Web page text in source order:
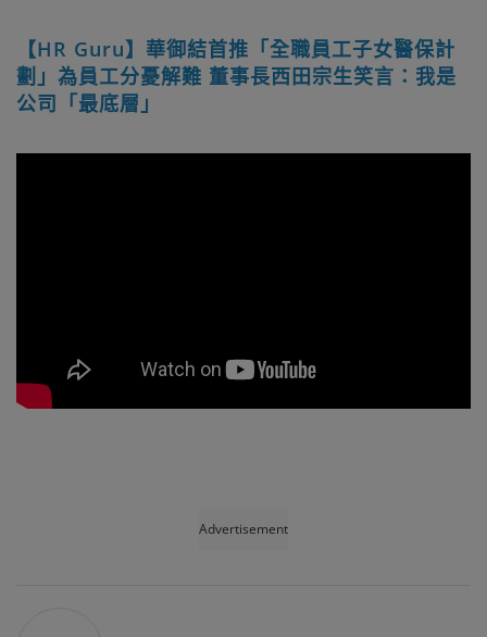
【HR Guru】華御結首推「全職員工子女醫保計
劃」為員工分憂解難 董事長西田宗生笑言：我是
公司「最底層」
Advertisement